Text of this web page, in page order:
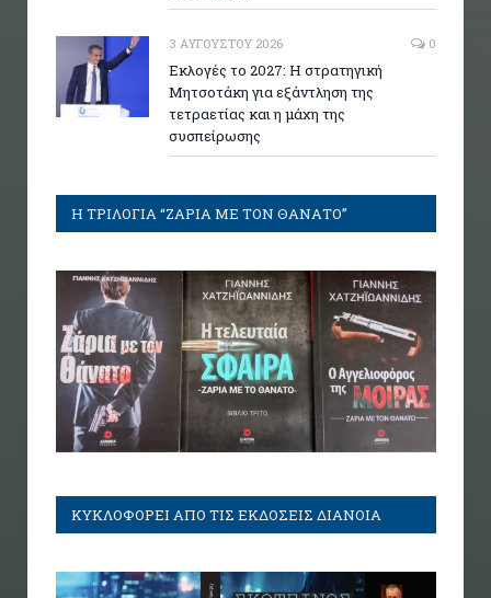
3 ΑΥΓΟΎΣΤΟΥ 2026 0
Εκλογές το 2027: Η στρατηγική
Μητσοτάκη για εξάντληση της
τετραετίας και η μάχη της
συσπείρωσης
Η ΤΡΙΛΟΓΙΑ “ΖΑΡΙΑ ΜΕ ΤΟΝ ΘΑΝΑΤΟ”
ΚΥΚΛΟΦΟΡΕΙ ΑΠΟ ΤΙΣ ΕΚΔΟΣΕΙΣ ΔΙΑΝΟΙΑ